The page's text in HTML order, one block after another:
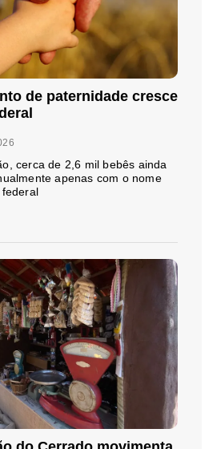
de paternidade cresce
cerca de 2,6 mil bebês ainda
apenas com o nome